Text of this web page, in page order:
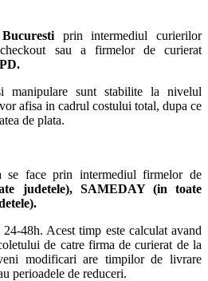
Bucurestiprin intermediul curierilor
sau a firmelor de curierat
manipulare sunt stabilite la nivelul
afisa in cadrul costului total, dupa ce
de plata.
se face prin intermediul firmelor de
judetele),
SAMEDAY (in toate
.
48h. Acest timp este calculat avand
de catre firma de curierat de la
modificari are timpilor de livrare
perioadele de reduceri.